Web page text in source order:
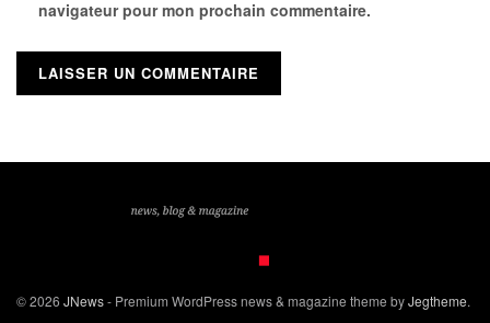
navigateur pour mon prochain commentaire.
© 2026 JNews- Premium WordPress news & magazine theme byJegtheme.